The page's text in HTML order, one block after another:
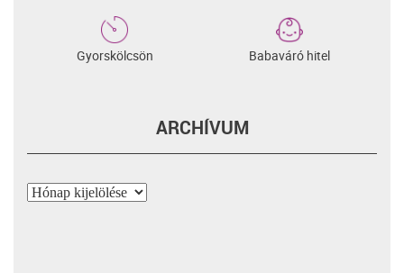
Gyorskölcsön Babaváró hitel
ARCHÍVUM
Archívum